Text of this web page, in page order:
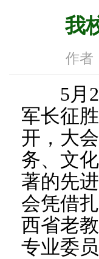
我
作
5月27
军长征
开，大
务、文
著的先
会凭借
西省老
专业委